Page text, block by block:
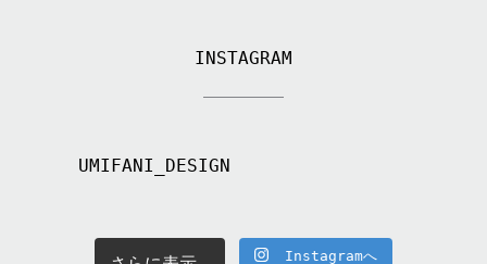
INSTAGRAM
UMIFANI_DESIGN
Instagramへ